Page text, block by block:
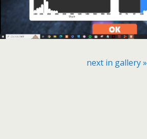
next in gallery »